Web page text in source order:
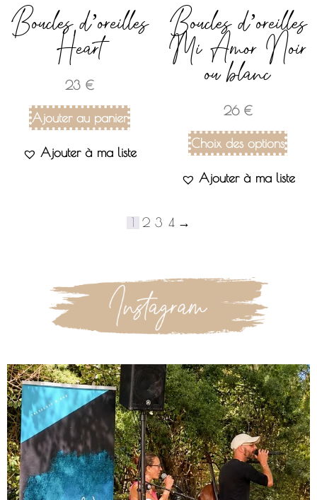
Boucles d’oreilles
Heart
23 €
Ajouter au panier
Ajouter à ma liste
Boucles d’oreilles
Mi Amor Noir
ou blanc
26 €
Choix des options
Ajouter à ma liste
1 2 3 4 →